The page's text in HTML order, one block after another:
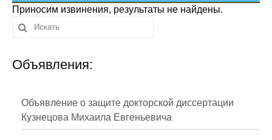
Сотрудники
Отчетность
Противодействие коррупции
Публикации
Приносим извинения, результаты не найдены.
Объявления:
Объявление о защите докторской диссертации
Кузнецова Михаила Евгеньевича